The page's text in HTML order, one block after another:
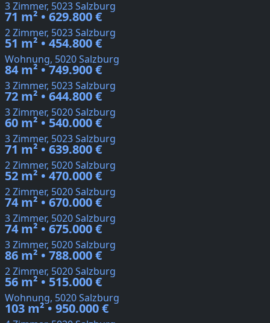
3 Zimmer, 5023 Salzburg
71 m² • 629.800 €
2 Zimmer, 5023 Salzburg
51 m² • 454.800 €
Wohnung, 5020 Salzburg
84 m² • 749.900 €
3 Zimmer, 5023 Salzburg
72 m² • 644.800 €
3 Zimmer, 5020 Salzburg
60 m² • 540.000 €
3 Zimmer, 5023 Salzburg
71 m² • 639.800 €
2 Zimmer, 5020 Salzburg
52 m² • 470.000 €
2 Zimmer, 5020 Salzburg
74 m² • 670.000 €
3 Zimmer, 5020 Salzburg
74 m² • 675.000 €
3 Zimmer, 5020 Salzburg
86 m² • 788.000 €
2 Zimmer, 5020 Salzburg
56 m² • 515.000 €
Wohnung, 5020 Salzburg
103 m² • 950.000 €